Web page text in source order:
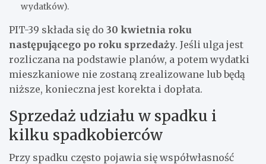
wydatków).
PIT-39 składa się do 30 kwietnia roku
następującego po roku sprzedaży. Jeśli ulga jest
rozliczana na podstawie planów, a potem wydatki
mieszkaniowe nie zostaną zrealizowane lub będą
niższe, konieczna jest korekta i dopłata.
Sprzedaż udziału w spadku i
kilku spadkobierców
Przy spadku często pojawia się współwłasność